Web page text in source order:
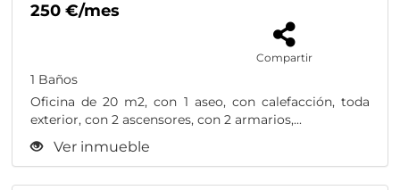
250 €/mes
Compartir
1 Baños
Oficina de 20 m2, con 1 aseo, con calefacción, toda
exterior, con 2 ascensores, con 2 armarios,...
Ver inmueble